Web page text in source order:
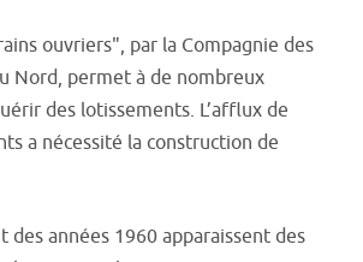
ouvriers", par la Compagnie des
Nord, permet à de nombreux
des lotissements. L’afflux de
a nécessité la construction de
des années 1960 apparaissent des